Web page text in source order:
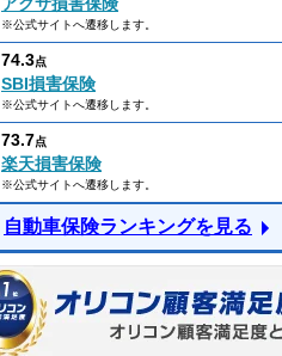
※公式サイトへ遷移します。
74.3点
SBI損害保険
※公式サイトへ遷移します。
73.7点
楽天損害保険
※公式サイトへ遷移します。
自動車保険ランキングを見る